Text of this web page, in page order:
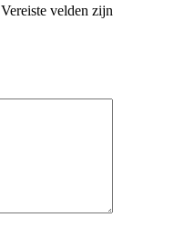
Vereiste velden zijn